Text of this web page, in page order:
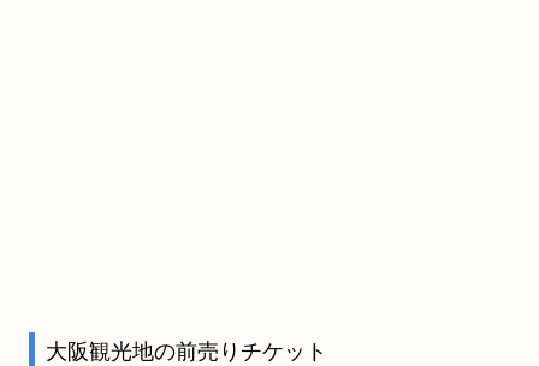
大阪観光地の前売りチケット